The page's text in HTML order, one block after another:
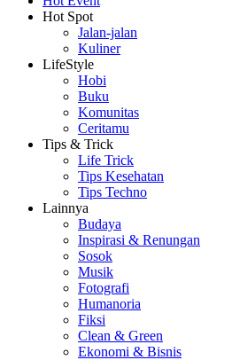
Hot Spot
Jalan-jalan
Kuliner
LifeStyle
Hobi
Buku
Komunitas
Ceritamu
Tips & Trick
Life Trick
Tips Kesehatan
Tips Techno
Lainnya
Budaya
Inspirasi & Renungan
Sosok
Musik
Fotografi
Humanoria
Fiksi
Clean & Green
Ekonomi & Bisnis